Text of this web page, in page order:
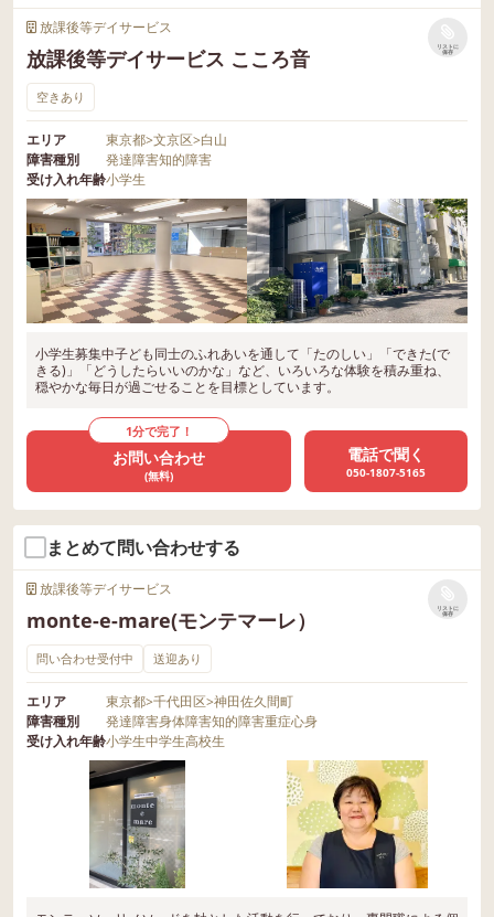
放課後等デイサービス
放課後等デイサービス こころ音
リストに
保存
空きあり
エリア 東京都>文京区>白山
障害種別
発達障害知的障害
受け入れ年齢小学生
小学生募集中子ども同士のふれあいを通して「たのしい」「できた(で
きる)」「どうしたらいいのかな」など、いろいろな体験を積み重ね、
穏やかな毎日が過ごせることを目標としています。
1分で完了！
お問い合わせ
(無料)
電話で聞く
050-1807-5165
まとめて問い合わせする
放課後等デイサービス
monte-e-mare(モンテマーレ）
リストに
保存
問い合わせ受付中 送迎あり
エリア 東京都>千代田区>神田佐久間町
障害種別
発達障害身体障害知的障害重症心身
受け入れ年齢小学生中学生高校生